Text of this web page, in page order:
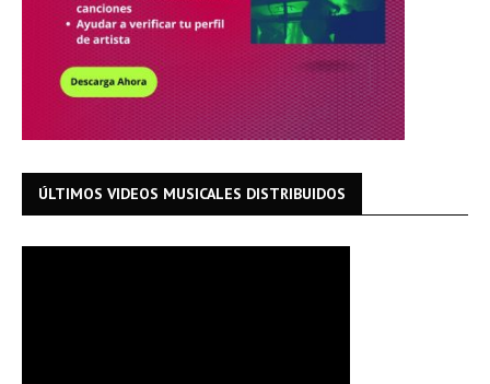
ÚLTIMOS VIDEOS MUSICALES DISTRIBUIDOS